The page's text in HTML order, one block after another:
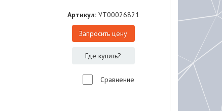
Артикул: УТ00026821
Запросить цену
Где купить?
Сравнение